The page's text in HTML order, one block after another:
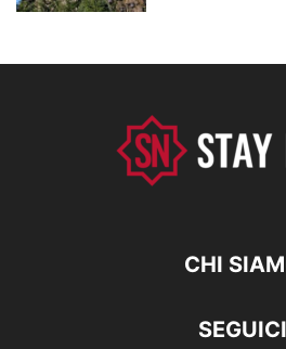
CHI
SEGUICI